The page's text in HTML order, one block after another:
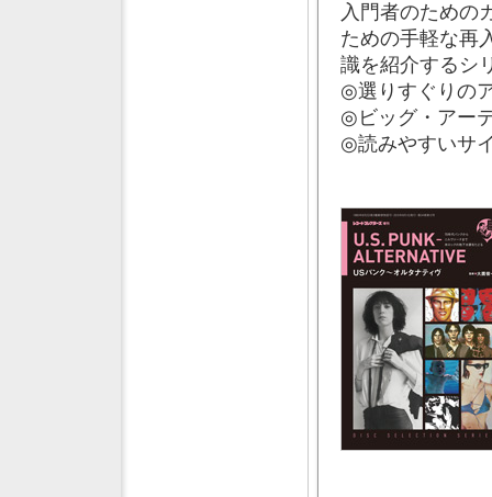
入門者のための
ための手軽な再
識を紹介するシ
◎選りすぐりの
◎ビッグ・アー
◎読みやすいサ